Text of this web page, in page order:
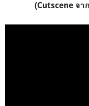
(Cutscene จ